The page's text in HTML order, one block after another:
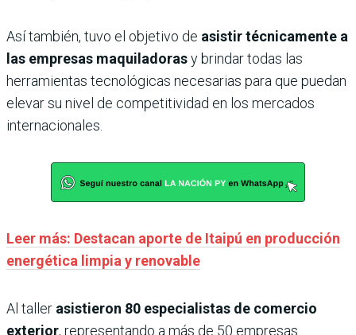
Así también, tuvo el objetivo de asistir técnicamente a
las empresas maquiladorasy brindar todas las
herramientas tecnológicas necesarias para que puedan
elevar su nivel de competitividad en los mercados
internacionales.
Leer más: Destacan aporte de Itaipú en producción
energética limpia y renovable
Al taller asistieron 80 especialistas de comercio
exterior, representando a más de 50 empresas